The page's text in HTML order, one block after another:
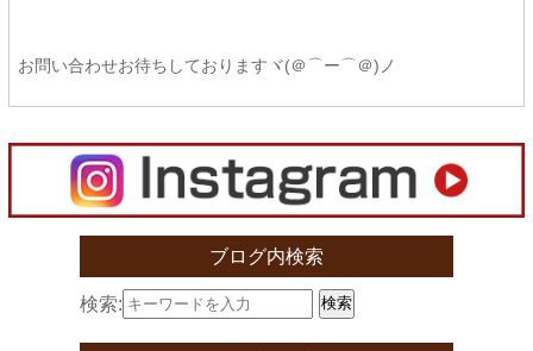
お問い合わせお待ちしておりますヾ(＠⌒ー⌒＠)ノ
ブログ内検索
検索: 検索